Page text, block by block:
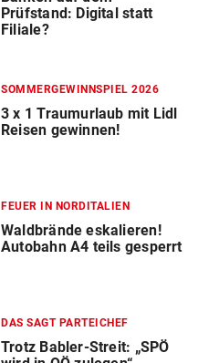
Prüfstand: Digital statt
Filiale?
SOMMERGEWINNSPIEL 2026
3 x 1 Traumurlaub mit Lidl
Reisen gewinnen!
FEUER IN NORDITALIEN
Waldbrände eskalieren!
Autobahn A4 teils gesperrt
DAS SAGT PARTEICHEF
Trotz Babler-Streit: „SPÖ